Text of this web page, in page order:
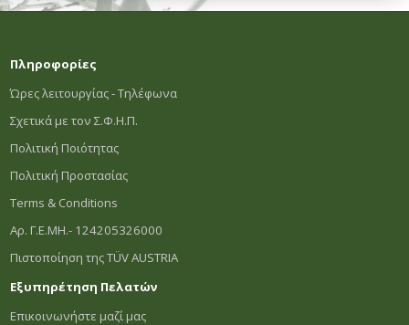
Πληροφορίες
Ώρες λειτουργίας - Τηλέφωνα
Σχετικά με τον Σ.Φ.Η.Π.
Πολιτική Ποιότητας
Πολιτική Προστασίας
Terms & Conditions
Αρ. Γ.Ε.ΜΗ.- 124205326000
Πιστοποίηση της TÜV AUSTRIA
Εξυπηρέτηση Πελατών
Επικοινωνήστε μαζί μας